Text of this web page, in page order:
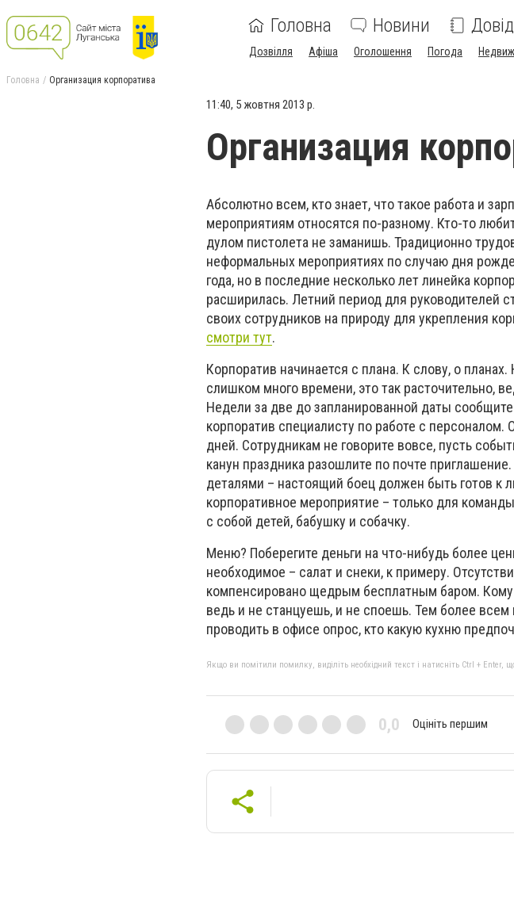
Головна Новини
Дозвілля Афіша Оголошення Погода
Головна Организация корпоратива
11:40, 5 жовтня 2013 р.
Организация
Абсолютно всем, кто знает, что такое работа и
мероприятиям относятся по-разному. Кто-то
дулом пистолета не заманишь. Традиционно
неформальных мероприятиях по случаю дня
года, но в последние несколько лет линейка
расширилась. Летний период для руководителей
своих сотрудников на природу для укрепления
смотри тут.
Корпоратив начинается с плана. К слову, о
слишком много времени, это так расточительно,
Недели за две до запланированной даты
корпоратив специалисту по работе с
дней. Сотрудникам не говорите вовсе, пусть
канун праздника разошлите по почте
деталями – настоящий боец должен быть готов к
корпоративное мероприятие – только для
с собой детей, бабушку и собачку.
Меню? Поберегите деньги на что-нибудь более
необходимое – салат и снеки, к примеру.
компенсировано щедрым бесплатным баром.
ведь и не станцуешь, и не споешь. Тем более
проводить в офисе опрос, кто какую кухню
Якщо ви помітили помилку, виділіть необхідний текст і натисніть Ctrl + Enter,
0,0 Оцініть першим